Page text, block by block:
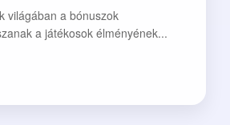
világában a bónuszok
a játékosok élményének...